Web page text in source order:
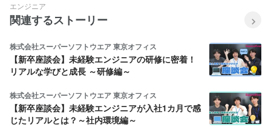
エンジニア
関連するストーリー
株式会社スーパーソフトウエア 東京オフィス
【新卒座談会】未経験エンジニアの研修に密着！
リアルな学びと成長 ～研修編～
株式会社スーパーソフトウエア 東京オフィス
【新卒座談会】未経験エンジニアが入社1カ月で感
じたリアルとは？～社内環境編～